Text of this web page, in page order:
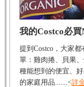
中樞
椰子
椰子
荔枝
荔枝
養素
我的Costco必買
提到Costco，大家
單：雞肉捲、貝果
種能想到的便宜、
的家庭用品.......<詳